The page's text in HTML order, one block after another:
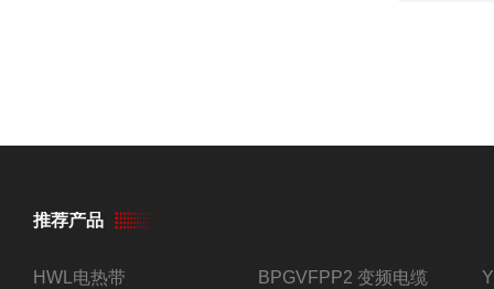
推荐产品
HWL电热带 BPGVFPP2 变频电缆